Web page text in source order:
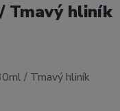
Tmavý hliník